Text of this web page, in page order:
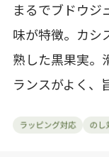
まるでブドウジ
味が特徴。カシ
熟した黒果実。
ランスがよく、